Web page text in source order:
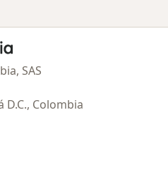
SAS
Colombia